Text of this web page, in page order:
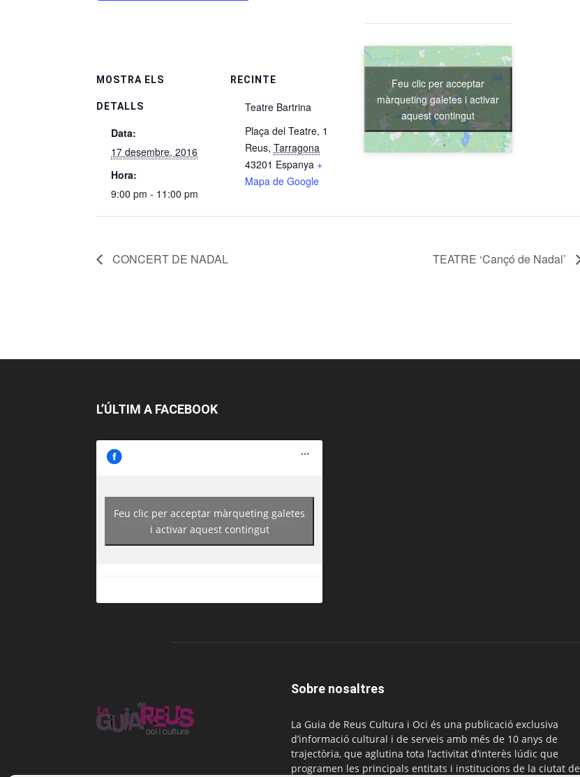
MOSTRA ELS
DETALLS
Data:
17 desembre, 2016
Hora:
9:00 pm - 11:00 pm
RECINTE
Teatre Bartrina
Plaça del Teatre, 1
Reus, Tarragona
43201 Espanya +
Mapa de Google
Feu clic per acceptar
màrqueting galetes i activar
aquest contingut
CONCERT DE NADAL TEATRE ‘Cançó de Nadal’
L’ÚLTIM A FACEBOOK
https://www.facebook.com/guiadereus/
Feu clic per acceptar màrqueting galetes
i activar aquest contingut
Sobre nosaltres
La Guia de Reus Cultura i Oci és una publicació exclusiva
d’informació cultural i de serveis amb més de 10 anys de
trajectòria, que aglutina tota l’activitat d’interès lúdic que
programen les principals entitats i institucions de la ciutat de